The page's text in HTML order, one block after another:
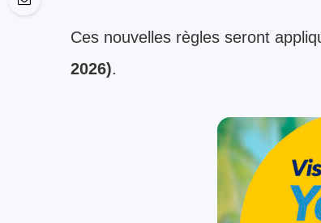
Ces nouvelles règles seront
2026).